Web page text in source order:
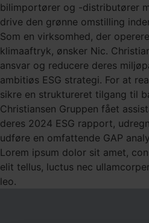
bilimportører og -distributører
drive den grønne omstilling
Som en virksomhed, der
klimaaftryk, ønsker Nic.
ansvar og reducere deres
ambitiøs ESG strategi. For at
sikre en struktureret tilgang til
Christiansen Gruppen fået
deres 2024 ESG rapport,
udføre en omfattende GAP
Lorem ipsum dolor sit amet,
elit tellus, luctus nec
leo.